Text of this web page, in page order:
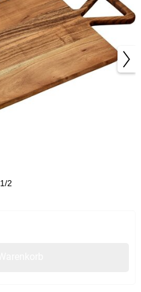
1/2